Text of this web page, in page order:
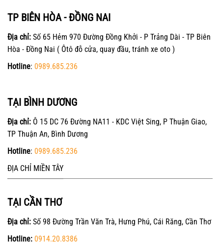
TP BIÊN HÒA - ĐỒNG NAI
Địa chỉ: Số 65 Hẻm 970 Đường Đồng Khởi - P Trảng Dài - TP Biên
Hòa - Đồng Nai ( Ôtô đỗ cửa, quay đầu, tránh xe oto )
Hotline: 0989.685.236
TẠI BÌNH DƯƠNG
Địa chỉ: Ô 15 DC 76 Đường NA11 - KDC Việt Sing, P Thuận Giao,
TP Thuận An, Bình Dương
Hotline: 0989.685.236
ĐỊA CHỈ MIỀN TÂY
TẠI CẦN THƠ
Địa chỉ: Số 98 Đường Trần Văn Trà, Hưng Phú, Cái Răng, Cần Thơ
Hotline: 0914.20.8386